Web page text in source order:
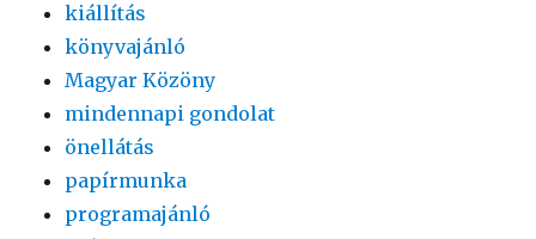
kiállítás
könyvajánló
Magyar Közöny
mindennapi gondolat
önellátás
papírmunka
programajánló